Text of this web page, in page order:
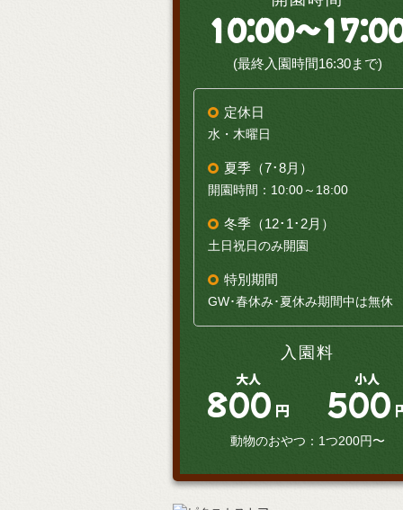
10:00～
(最終入園時間16:30まで)
定休日
水・木曜日
夏季（7･8月）
開園時間：10:00～18:00
冬季（12･1･2月）
土日祝日のみ開園
特別期間
GW･春休み･夏休み期間中は無休
入園料
大人
800 円
小人
500
動物のおやつ：1つ200円〜